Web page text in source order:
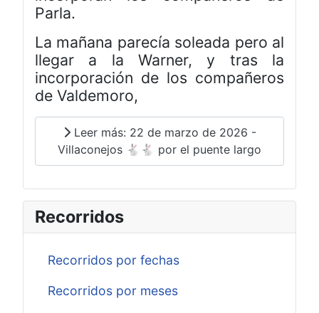
Parla.
La mañana parecía soleada pero al
llegar a la Warner, y tras la
incorporación de los compañeros
de Valdemoro,
Leer más: 22 de marzo de 2026 -
Villaconejos 🐇🐇 por el puente largo
Recorridos
Recorridos por fechas
Recorridos por meses